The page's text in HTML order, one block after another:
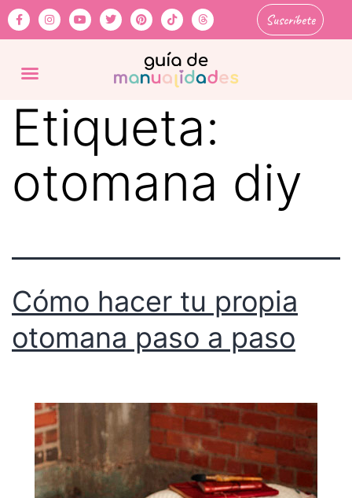
Suscríbete
Etiqueta:
otomana diy
Cómo hacer tu propia
otomana paso a paso